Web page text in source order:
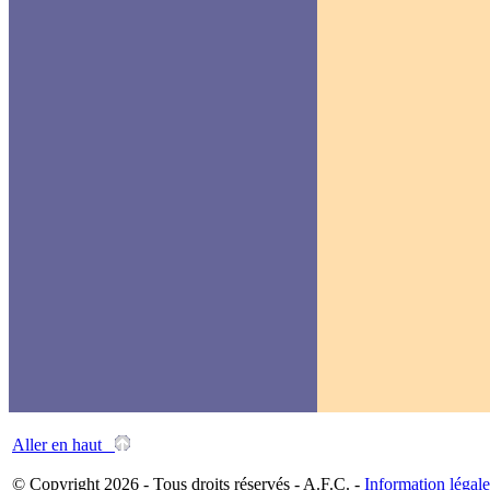
Aller en haut
© Copyright 2026 - Tous droits réservés - A.F.C. - Information légale